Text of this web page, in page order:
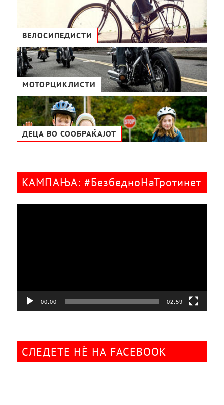
ВЕЛОСИПЕДИСТИ
МОТОРЦИКЛИСТИ
ДЕЦА ВО СООБРАЌАЈОТ
КАМПАЊА: #БезбедноНаТротинет
00:00 02:59
СЛЕДЕТЕ НÈ НА FACEBOOK